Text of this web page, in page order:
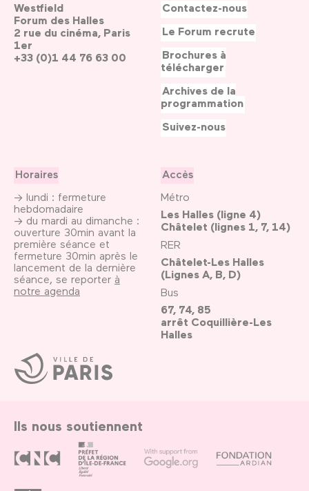
Ville
de
Paris
Westfield
Forum des Halles
2 rue du cinéma, Paris
1er
+33 (0)1 44 76 63 00
Horaires
→ lundi : fermeture
hebdomadaire
→ du mardi au dimanche :
ouverture 30min avant la
première séance et
fermeture 30min après le
lancement de la dernière
séance, se reporter à
notre agenda
Accès
Métro
Les Halles (ligne 4)
Châtelet (lignes 1, 7, 14)
RER
Châtelet-Les Halles
(Lignes A, B, D)
Bus
67, 74, 85
arrêt Coquillière-Les
Halles
Contactez-nous
Le Forum recrute
Brochures à
télécharger
Archives de la
programmation
Suivez-nous
Ils nous soutiennent